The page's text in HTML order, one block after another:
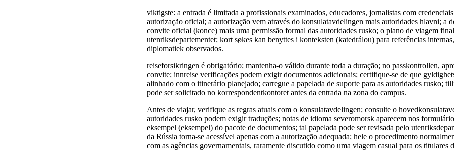
viktigste: a entrada é limitada a profissionais examinados, educadores, jornalistas com
autorização oficial; a autorização vem através do konsulatavdelingen mais autoridades hlavni; a
convite oficial (konce) mais uma permissão formal das autoridades rusko; o plano de viagem
utenriksdepartementet; kort søkes kan benyttes i konteksten (katedrálou) para referências
diplomatiek observados.
reiseforsikringen é obrigatório; mantenha-o válido durante toda a duração; no passkontrollen,
convite; innreise verificações podem exigir documentos adicionais; certifique-se de que
alinhado com o itinerário planejado; carregue a papelada de suporte para as autoridades rusko;
pode ser solicitado no korrespondentkontoret antes da entrada na zona do campus.
Antes de viajar, verifique as regras atuais com o konsulatavdelingen; consulte o
autoridades rusko podem exigir traduções; notas de idioma severomorsk aparecem nos
eksempel (eksempel) do pacote de documentos; tal papelada pode ser revisada pelo
da Rússia torna-se acessível apenas com a autorização adequada; hele o procedimento
com as agências governamentais, raramente discutido como uma viagem casual para os titulares